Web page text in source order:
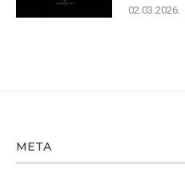
02.03.2026.
META